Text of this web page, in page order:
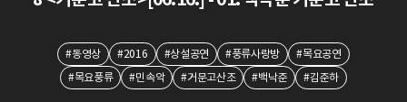
#동영상 #2016 #상설공연 #풍류사랑방
#목요공연
#목요풍류
#민속악 #거문고산조 #백낙준 #김준하